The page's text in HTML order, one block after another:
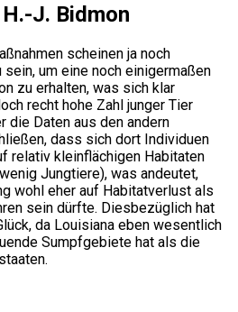
J. Bidmon
scheinen ja noch
um eine noch einigermaßen
zu erhalten, was sich klar
recht hohe Zahl junger Tier
die Daten aus den andern
dass sich dort Individuen
relativ kleinflächigen Habitaten
Jungtiere), was andeutet,
wohl eher auf Habitatverlust als
sein dürfte. Diesbezüglich hat
da Louisiana eben wesentlich
Sumpfgebiete hat als die